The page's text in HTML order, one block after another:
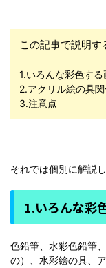
この記事で説明す
1.いろんな彩色する
2.アクリル絵の具
3.注意点
それでは個別に解説
1.いろんな彩
色鉛筆、水彩色鉛筆
の）、水彩絵の具、